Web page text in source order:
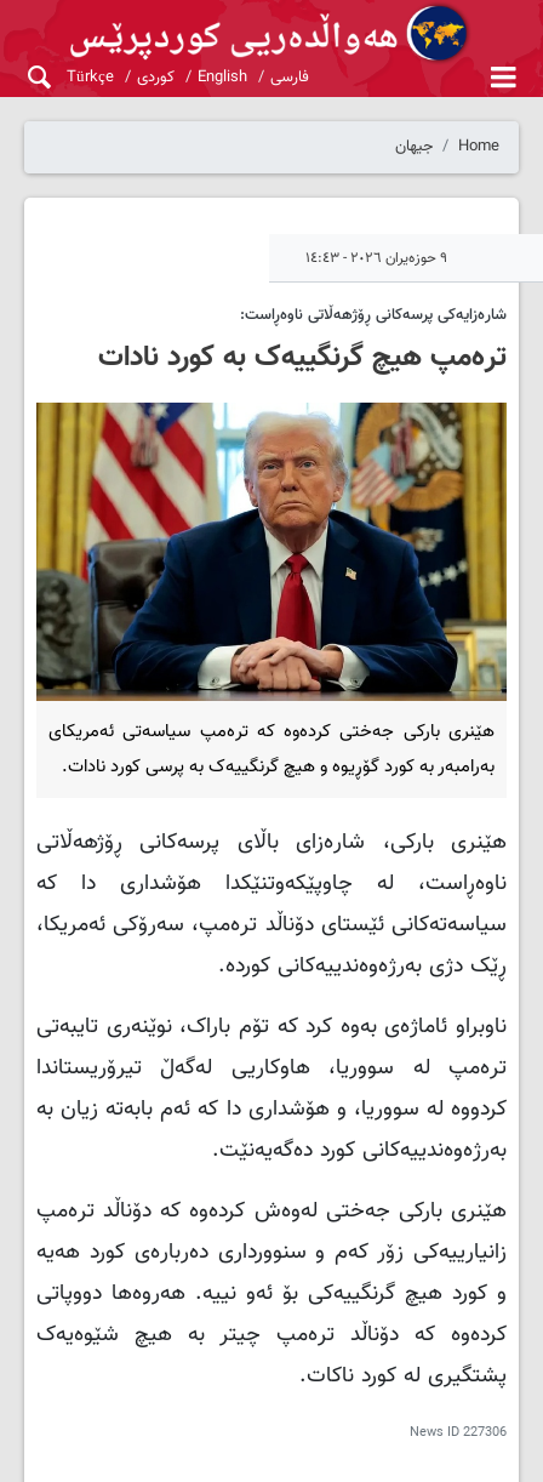
فارسی English کوردی Türkçe
Home جیهان
٩ حوزەیران ٢٠٢٦ - ١٤:٤٣
شارەزایەکی پرسەکانی ڕۆژهەڵاتی ناوەڕاست:
ترەمپ هیچ گرنگییەک بە کورد نادات
هێنری بارکی جەختی کردەوە کە ترەمپ سیاسەتی ئەمریکای
بەرامبەر بە کورد گۆڕیوە و هیچ گرنگییەک بە پرسی کورد نادات.
هێنری بارکی، شارەزای باڵای پرسەکانی ڕۆژهەڵاتی
ناوەڕاست، لە چاوپێکەوتنێکدا هۆشداری دا کە
سیاسەتەکانی ئێستای دۆناڵد ترەمپ، سەرۆکی ئەمریکا،
ڕێک دژی بەرژەوەندییەکانی کوردە.
ناوبراو ئاماژەی بەوە کرد کە تۆم باراک، نوێنەری تایبەتی
ترەمپ لە سووریا، هاوکاریی لەگەڵ تیرۆریستاندا
کردووە لە سووریا، و هۆشداری دا کە ئەم بابەتە زیان بە
بەرژەوەندییەکانی کورد دەگەیەنێت.
هێنری بارکی جەختی لەوەش کردەوە کە دۆناڵد ترەمپ
زانیارییەکی زۆر کەم و سنوورداری دەربارەی کورد هەیە
و کورد هیچ گرنگییەکی بۆ ئەو نییە. هەروەها دووپاتی
کردەوە کە دۆناڵد ترەمپ چیتر بە هیچ شێوەیەک
پشتگیری لە کورد ناکات.
News ID227306